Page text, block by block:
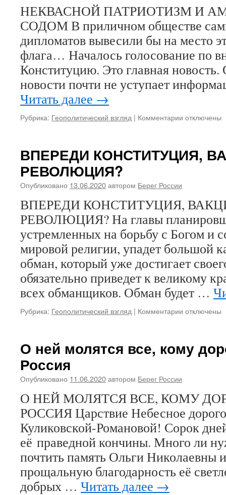
всея
Украины
Онуфрия
с
Днем
НЕКВАСНОЙ ПАТРИОТИЗМ И
СОДОМ В приличном обществе
дипломатов вывесили бы на место
флага… Началось голосование по
Конституцию. Это главная
новости почти не уступает
Читать далее →
Рубрика: Геополитический взгляд | Комментарии к
И
отключены
ВПЕРЕДИ КОНСТИТУЦИЯ,
РЕВОЛЮЦИЯ?
Опубликовано 13.06.2020автором Берег России
ВПЕРЕДИ КОНСТИТУЦИЯ,
РЕВОЛЮЦИЯ? На главы
устремленных на борьбу с Богом и
мировой религии, упадет большой
обман, который уже достигает
обязательно приведет к великому
всех обманщиков. Обман будет …
Рубрика: Геополитический взгляд | Комментарии котключены
О ней молятся все, кому
Россия
Опубликовано 11.06.2020автором Берег России
О НЕЙ МОЛЯТСЯ ВСЕ, КОМУ
РОССИЯ Царствие Небесное
Куликовской-Романовой! Сорок
её праведной кончины. Много ли
почтить память Ольги Николаевны
прощальную благодарность её
добрых … Читать далее →